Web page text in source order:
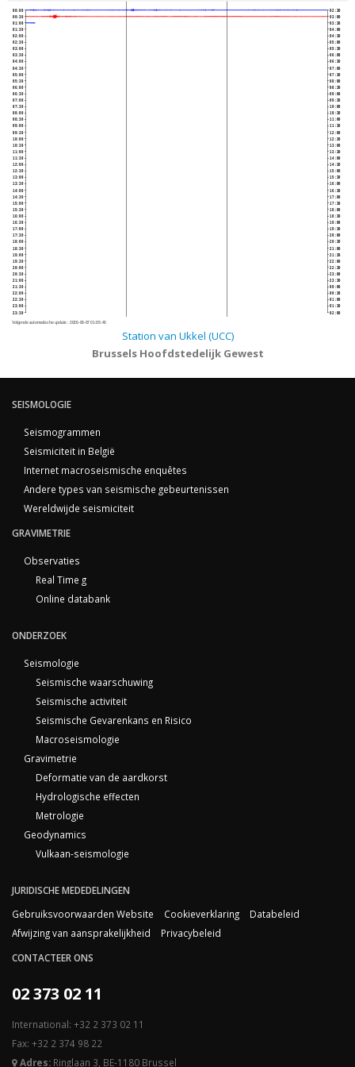
00:00
00:30
01:00
01:30
02:00
02:30
03:00
03:30
04:00
04:30
05:00
05:30
06:00
06:30
07:00
07:30
08:00
08:30
09:00
09:30
10:00
10:30
11:00
11:30
12:00
12:30
13:00
13:30
14:00
14:30
15:00
15:30
16:00
16:30
17:00
17:30
18:00
18:30
19:00
19:30
20:00
20:30
21:00
21:30
22:00
22:30
23:00
23:30
02:30
03:00
03:30
04:00
04:30
05:00
05:30
06:00
06:30
07:00
07:30
08:00
08:30
09:00
09:30
10:00
10:30
11:00
11:30
12:00
12:30
13:00
13:30
14:00
14:30
15:00
15:30
16:00
16:30
17:00
17:30
18:00
18:30
19:00
19:30
20:00
20:30
21:00
21:30
22:00
22:30
23:00
23:30
00:00
00:30
01:00
01:30
02:00
Volgende automatische update : 2026-08-07 01:05:40
Station van Ukkel (UCC)
Brussels Hoofdstedelijk Gewest
SEISMOLOGIE
Seismogrammen
Seismiciteit in België
Internet macroseismische enquêtes
Andere types van seismische gebeurtenissen
Wereldwijde seismiciteit
GRAVIMETRIE
Observaties
Real Time g
Online databank
ONDERZOEK
Seismologie
Seismische waarschuwing
Seismische activiteit
Seismische Gevarenkans en Risico
Macroseismologie
Gravimetrie
Deformatie van de aardkorst
Hydrologische effecten
Metrologie
Geodynamics
Vulkaan-seismologie
JURIDISCHE MEDEDELINGEN
Gebruiksvoorwaarden Website
Cookieverklaring
Databeleid
Afwijzing van aansprakelijkheid
Privacybeleid
CONTACTEER ONS
02 373 02 11
International: +32 2 373 02 11
Fax: +32 2 374 98 22
Adres: Ringlaan 3, BE-1180 Brussel